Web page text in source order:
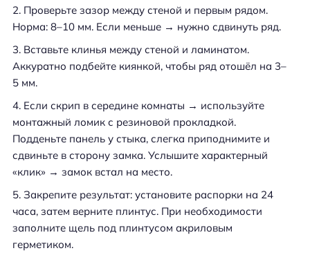
Проверьте зазор между стеной и первым рядом.
Норма: 8–10 мм. Если меньше → нужно сдвинуть ряд.
Вставьте клинья между стеной и ламинатом.
Аккуратно подбейте киянкой, чтобы ряд отошёл на 3–
5 мм.
Если скрип в середине комнаты → используйте
монтажный ломик с резиновой прокладкой.
Подденьте панель у стыка, слегка приподнимите и
сдвиньте в сторону замка. Услышите характерный
«клик» → замок встал на место.
Закрепите результат: установите распорки на 24
часа, затем верните плинтус. При необходимости
заполните щель под плинтусом акриловым
герметиком.